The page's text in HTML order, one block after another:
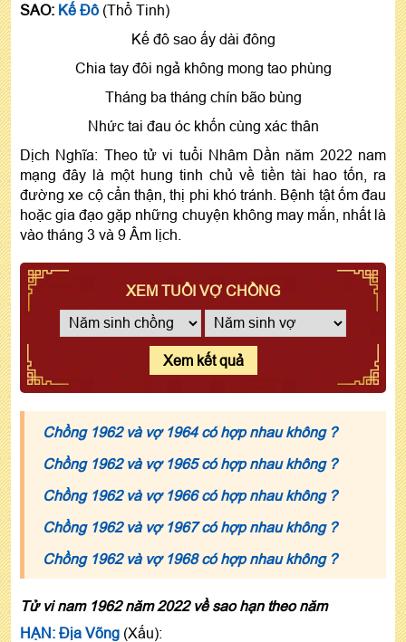
SAO: Kế Đô (Thổ Tinh)
Kế đô sao ấy dài đông
Chia tay đôi ngả không mong tao phùng
Tháng ba tháng chín bão bùng
Nhức tai đau óc khốn cùng xác thân
Dịch Nghĩa: Theo tử vi tuổi Nhâm Dần năm 2022 nam
mạng đây là một hung tinh chủ về tiền tài hao tốn, ra
đường xe cộ cẩn thận, thị phi khó tránh. Bệnh tật ốm đau
hoặc gia đạo gặp những chuyện không may mắn, nhất là
vào tháng 3 và 9 Âm lịch.
XEM TUỔI VỢ CHỒNG
Xem kết quả
Chồng 1962 và vợ 1964 có hợp nhau không ?
Chồng 1962 và vợ 1965 có hợp nhau không ?
Chồng 1962 và vợ 1966 có hợp nhau không ?
Chồng 1962 và vợ 1967 có hợp nhau không ?
Chồng 1962 và vợ 1968 có hợp nhau không ?
Tử vi nam 1962 năm 2022 về sao hạn theo năm
HẠN: Địa Võng (Xấu):